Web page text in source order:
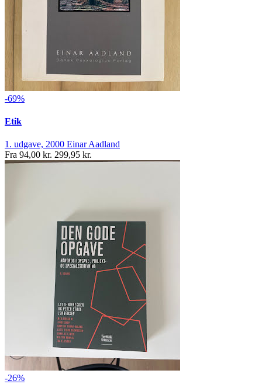
-69%
Etik
1. udgave, 2000 Einar Aadland
Fra 94,00 kr. 299,95 kr.
-26%